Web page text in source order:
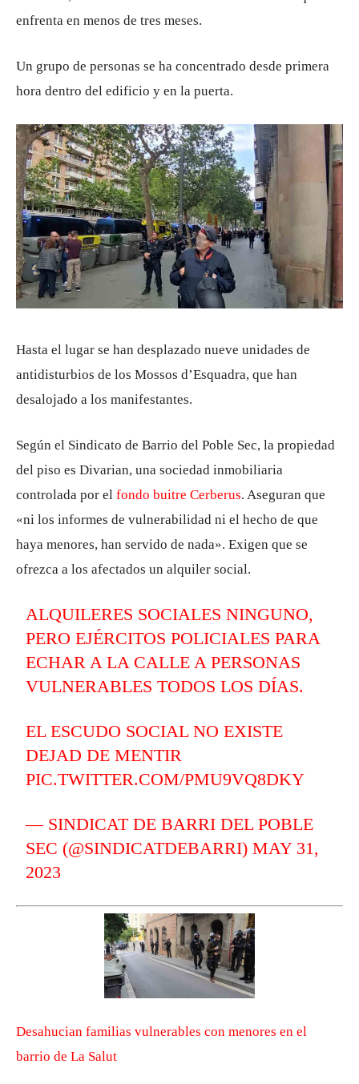
enfrenta en menos de tres meses.
Un grupo de personas se ha concentrado desde primera
hora dentro del edificio y en la puerta.
Hasta el lugar se han desplazado nueve unidades de
antidisturbios de los Mossos d’Esquadra, que han
desalojado a los manifestantes.
Según el Sindicato de Barrio del Poble Sec, la propiedad
del piso es Divarian, una sociedad inmobiliaria
controlada por el fondo buitre Cerberus. Aseguran que
«ni los informes de vulnerabilidad ni el hecho de que
haya menores, han servido de nada». Exigen que se
ofrezca a los afectados un alquiler social.
ALQUILERES SOCIALES NINGUNO,
PERO EJÉRCITOS POLICIALES PARA
ECHAR A LA CALLE A PERSONAS
VULNERABLES TODOS LOS DÍAS.
EL ESCUDO SOCIAL NO EXISTE
DEJAD DE MENTIR
PIC.TWITTER.COM/PMU9VQ8DKY
— SINDICAT DE BARRI DEL POBLE
SEC (@SINDICATDEBARRI)MAY 31,
2023
Desahucian familias vulnerables con menores en el
barrio de La Salut